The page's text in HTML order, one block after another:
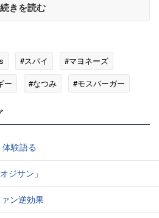
続きを読む
#スパイ
#マヨネーズ
ー #なつみ #モスバーガー
験語る
ジサン」
ン逆効果